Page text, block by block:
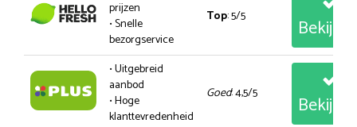
prijzen
• Snelle
bezorgservice
Top: 5/5
• Uitgebreid
aanbod
• Hoge
klanttevredenheid
Goed: 4,5/5